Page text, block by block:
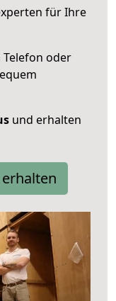
für Ihre
Telefon oder
und erhalten